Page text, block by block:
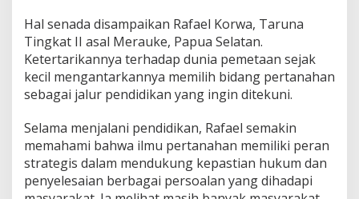
Hal senada disampaikan Rafael Korwa, Taruna
Tingkat II asal Merauke, Papua Selatan.
Ketertarikannya terhadap dunia pemetaan sejak
kecil mengantarkannya memilih bidang pertanahan
sebagai jalur pendidikan yang ingin ditekuni.
Selama menjalani pendidikan, Rafael semakin
memahami bahwa ilmu pertanahan memiliki peran
strategis dalam mendukung kepastian hukum dan
penyelesaian berbagai persoalan yang dihadapi